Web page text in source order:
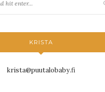
KRISTA
krista@puutalobaby.fi